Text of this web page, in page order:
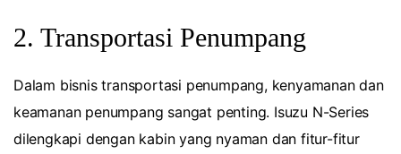
2. Transportasi Penumpang
Dalam bisnis transportasi penumpang, kenyamanan dan
keamanan penumpang sangat penting. Isuzu N-Series
dilengkapi dengan kabin yang nyaman dan fitur-fitur